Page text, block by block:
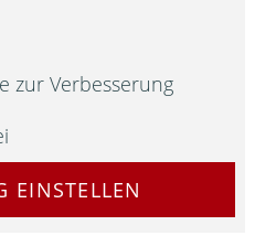
zur Verbesserung
EINSTELLEN